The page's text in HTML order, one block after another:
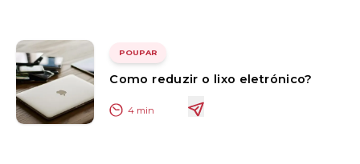
POUPAR
Como reduzir o lixo eletrónico?
4 min